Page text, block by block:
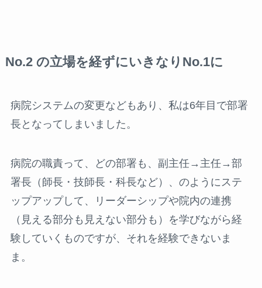
No.2 の立場を経ずにいきなりNo.1に
病院システムの変更などもあり、私は6年目で部署
長となってしまいました。
病院の職責って、どの部署も、副主任→主任→部
署長（師長・技師長・科長など）、のようにステ
ップアップして、リーダーシップや院内の連携
（見える部分も見えない部分も）を学びながら経
験していくものですが、それを経験できないま
ま。